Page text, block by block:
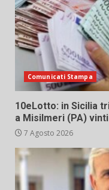
Comunicati Stampa
10eLotto: in Sicilia
a Misilmeri (PA)
7 Agosto 2026